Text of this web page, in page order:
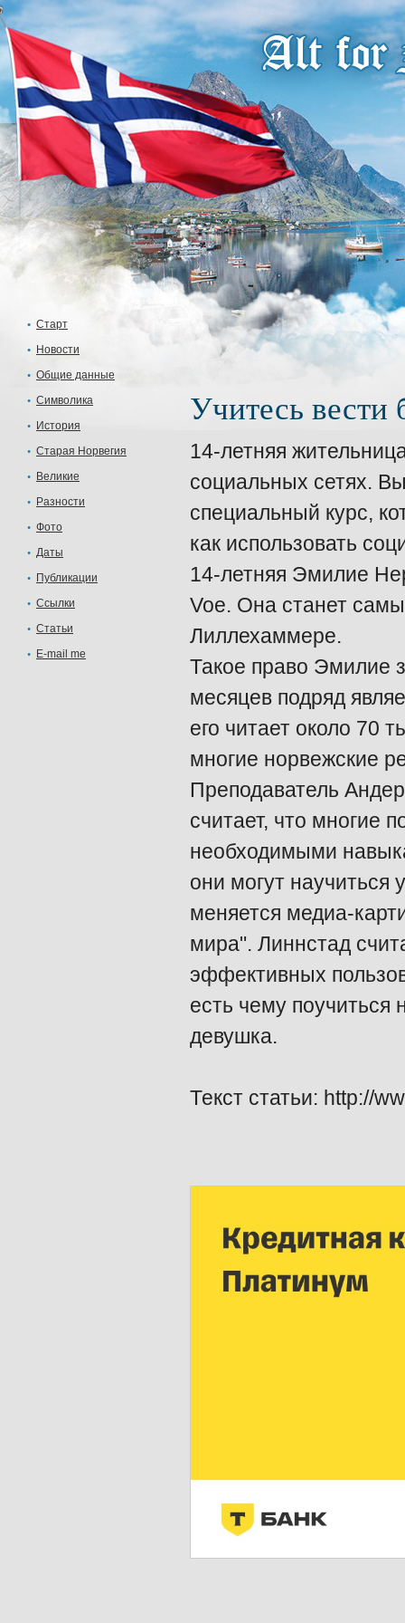
Старт
Новости
Общие данные
Символика
История
Старая Норвегия
Великие
Разности
Фото
Даты
Публикации
Ссылки
Статьи
E-mail me
Учитесь вести
14-летняя
социальных сетях.
специальный курс,
как использовать
14-летняя Эмилие
Voe. Она станет
Лиллехаммере.
Такое право Эмилие
месяцев подряд
его читает около 70
многие норвежские
Преподаватель
считает, что многие
необходимыми
они могут научиться
меняется медиа-
мира". Линнстад
эффективных
есть чему поучиться
девушка.
Текст статьи: http://